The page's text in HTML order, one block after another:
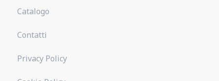
Catalogo
Contatti
Privacy Policy